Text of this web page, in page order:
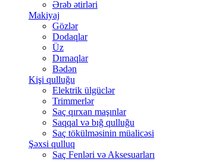
Ərəb ətirləri
Makiyaj
Gözlər
Dodaqlar
Üz
Dırnaqlar
Bədən
Kişi qulluğu
Elektrik ülgüclər
Trimmerlər
Saç qırxan maşınlar
Saqqal və bığ qulluğu
Saç tökülməsinin müalicəsi
Şəxsi qulluq
Saç Fenləri və Aksesuarları